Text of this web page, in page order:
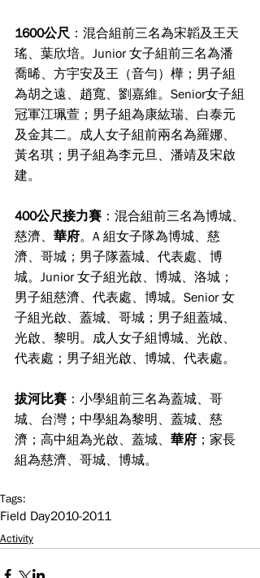
1600公尺 ：混合組前三名為宋韜及王天
瑤、葉欣培。Junior 女子組前三名為潘
喬晞、方宇安及王（音勻）樺；男子組
為胡之遠、趙寬、劉嘉維。Senior女子組
冠軍江珮萱；男子組為康紘瑞、白泰元
及金其二。成人女子組前兩名為羅娜、
黃名琪；男子組為李元旦、潘靖及宋啟
建。
400公尺接力賽 ：混合組前三名為博城、
慈濟、 華府。A 組女子隊為博城、慈
濟、哥城；男子隊蓋城、代表處、博
城。Junior 女子組光啟、博城、洛城；
男子組慈濟、代表處、博城。Senior 女
子組光啟、蓋城、哥城；男子組蓋城、
光啟、黎明。成人女子組博城、光啟、
代表處；男子組光啟、博城、代表處。
拔河比賽 ：小學組前三名為蓋城、哥
城、台灣；中學組為黎明、蓋城、慈
濟；高中組為光啟、蓋城、 華府 ；家長
組為慈濟、哥城、博城。
Tags:
Field Day2010-2011
Activity